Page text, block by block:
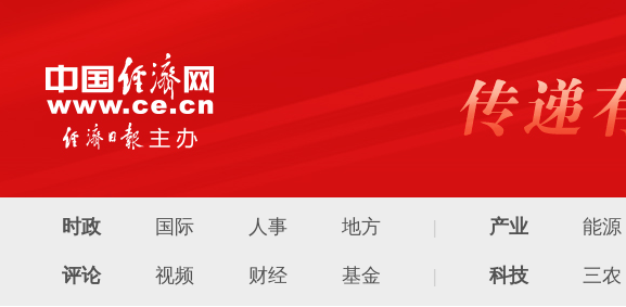
时政 国际 人事 地方 | 产业 能源
评论 视频 财经 基金 | 科技 三农